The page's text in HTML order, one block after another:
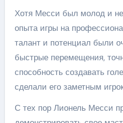
Хотя Месси был молод и
опыта игры на
талант и потенциал были
быстрые перемещения,
способность создавать
сделали его заметным
С тех пор Лионель Месси